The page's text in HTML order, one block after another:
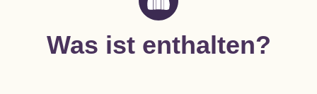
Was ist enthalten?